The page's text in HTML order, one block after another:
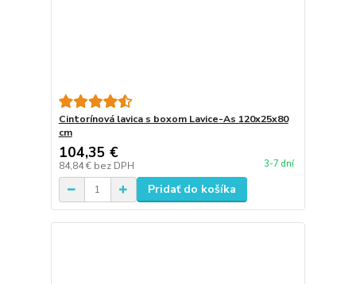
Cintorínová lavica s boxom Lavice-As 120x25x80
cm
104,35 €
84,84 € bez DPH 3-7 dní
Pridať do košíka